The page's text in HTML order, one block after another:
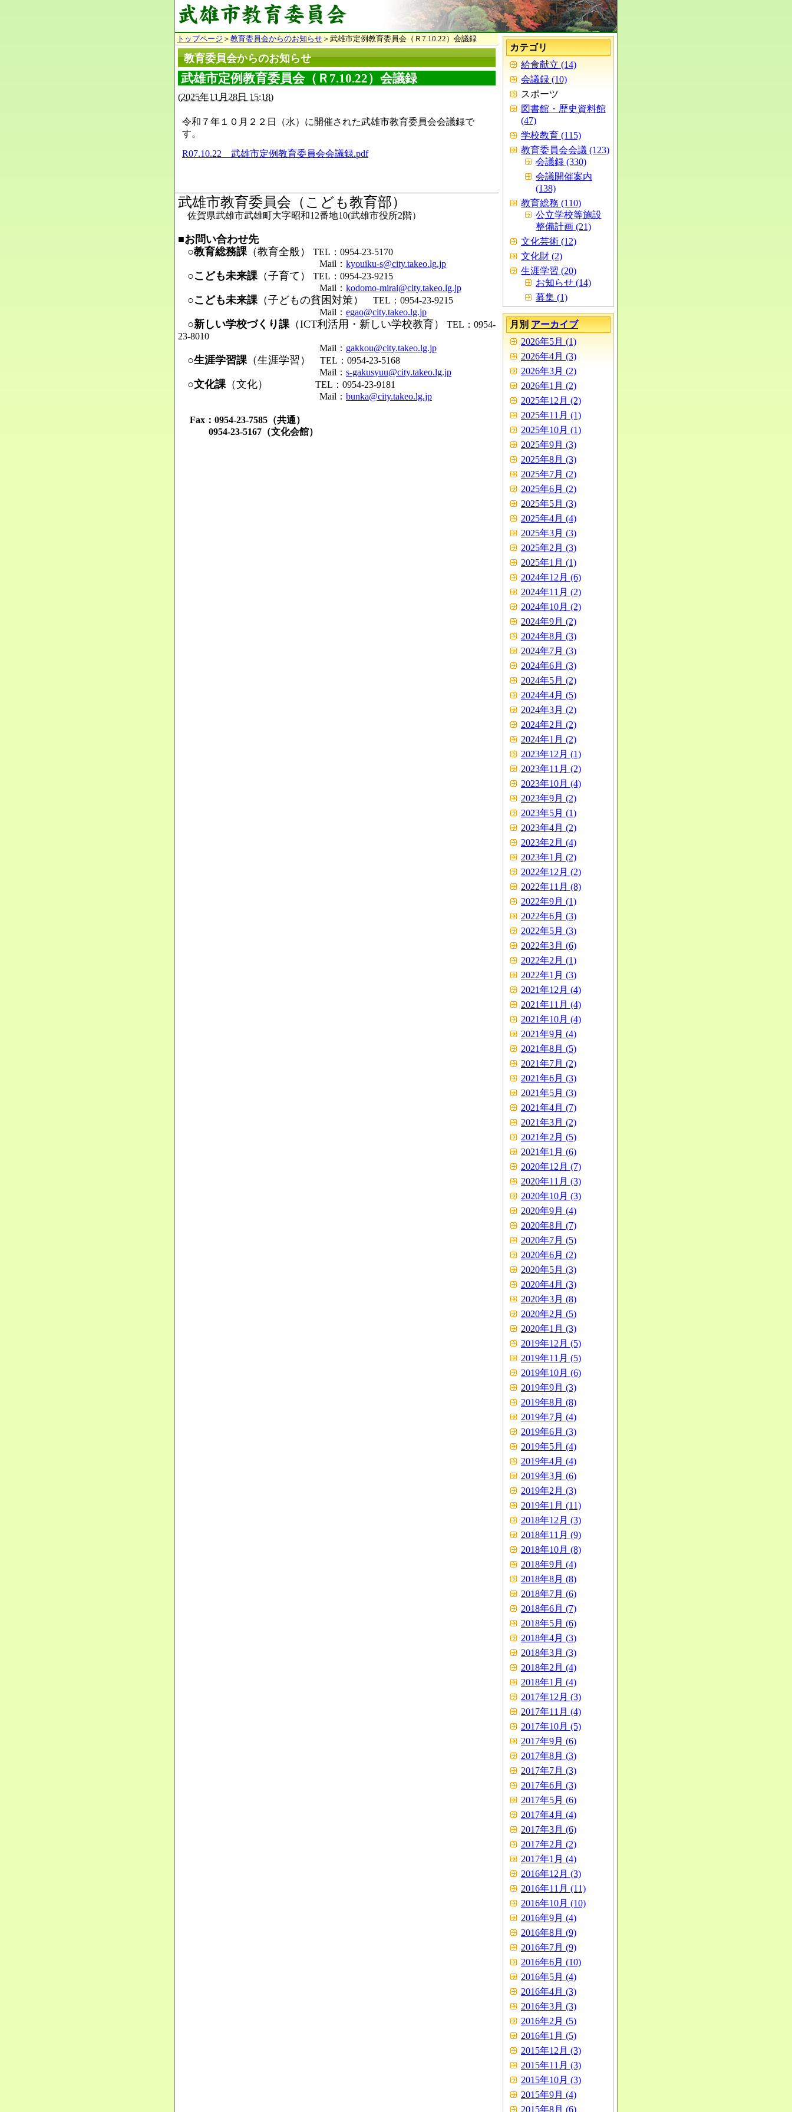
トップページ ＞ 教育委員会からのお知らせ ＞武雄市定例教育委員会（Ｒ7.10.22）会議録
教育委員会からのお知らせ
武雄市定例教育委員会（Ｒ7.10.22）会議録
(2025年11月28日 15:18)
令和７年１０月２２日（水）に開催された武雄市教育委員会会議録で
す。
R07.10.22 武雄市定例教育委員会会議録.pdf
武雄市教育委員会（こども教育部）
佐賀県武雄市武雄町大字昭和12番地10(武雄市役所2階）
■お問い合わせ先
○教育総務課（教育全般）
TEL：0954-23-5170
Mail： kyouiku-s@city.takeo.lg.jp
○こども未来課（子育て）
TEL：0954-23-9215
Mail： kodomo-mirai@city.takeo.lg.jp
○こども未来課（子どもの貧困対策）
TEL：0954-23-9215
Mail： egao@city.takeo.lg.jp
○新しい学校づくり課（ICT利活用・新しい学校教育）
TEL：0954-
23-8010
Mail： gakkou@city.takeo.lg.jp
○生涯学習課（生涯学習）
TEL：0954-23-5168
Mail： s-gakusyuu@city.takeo.lg.jp
○文化課（文化）
TEL：0954-23-9181
Mail： bunka@city.takeo.lg.jp
Fax：0954-23-7585（共通）
0954-23-5167（文化会館）
カテゴリ
給食献立 (14)
会議録 (10)
スポーツ
図書館・歴史資料館
(47)
学校教育 (115)
教育委員会会議 (123)
会議録 (330)
会議開催案内
(138)
教育総務 (110)
公立学校等施設
整備計画 (21)
文化芸術 (12)
文化財 (2)
生涯学習 (20)
お知らせ (14)
募集 (1)
月別アーカイブ
2026年5月 (1)
2026年4月 (3)
2026年3月 (2)
2026年1月 (2)
2025年12月 (2)
2025年11月 (1)
2025年10月 (1)
2025年9月 (3)
2025年8月 (3)
2025年7月 (2)
2025年6月 (2)
2025年5月 (3)
2025年4月 (4)
2025年3月 (3)
2025年2月 (3)
2025年1月 (1)
2024年12月 (6)
2024年11月 (2)
2024年10月 (2)
2024年9月 (2)
2024年8月 (3)
2024年7月 (3)
2024年6月 (3)
2024年5月 (2)
2024年4月 (5)
2024年3月 (2)
2024年2月 (2)
2024年1月 (2)
2023年12月 (1)
2023年11月 (2)
2023年10月 (4)
2023年9月 (2)
2023年5月 (1)
2023年4月 (2)
2023年2月 (4)
2023年1月 (2)
2022年12月 (2)
2022年11月 (8)
2022年9月 (1)
2022年6月 (3)
2022年5月 (3)
2022年3月 (6)
2022年2月 (1)
2022年1月 (3)
2021年12月 (4)
2021年11月 (4)
2021年10月 (4)
2021年9月 (4)
2021年8月 (5)
2021年7月 (2)
2021年6月 (3)
2021年5月 (3)
2021年4月 (7)
2021年3月 (2)
2021年2月 (5)
2021年1月 (6)
2020年12月 (7)
2020年11月 (3)
2020年10月 (3)
2020年9月 (4)
2020年8月 (7)
2020年7月 (5)
2020年6月 (2)
2020年5月 (3)
2020年4月 (3)
2020年3月 (8)
2020年2月 (5)
2020年1月 (3)
2019年12月 (5)
2019年11月 (5)
2019年10月 (6)
2019年9月 (3)
2019年8月 (8)
2019年7月 (4)
2019年6月 (3)
2019年5月 (4)
2019年4月 (4)
2019年3月 (6)
2019年2月 (3)
2019年1月 (11)
2018年12月 (3)
2018年11月 (9)
2018年10月 (8)
2018年9月 (4)
2018年8月 (8)
2018年7月 (6)
2018年6月 (7)
2018年5月 (6)
2018年4月 (3)
2018年3月 (3)
2018年2月 (4)
2018年1月 (4)
2017年12月 (3)
2017年11月 (4)
2017年10月 (5)
2017年9月 (6)
2017年8月 (3)
2017年7月 (3)
2017年6月 (3)
2017年5月 (6)
2017年4月 (4)
2017年3月 (6)
2017年2月 (2)
2017年1月 (4)
2016年12月 (3)
2016年11月 (11)
2016年10月 (10)
2016年9月 (4)
2016年8月 (9)
2016年7月 (9)
2016年6月 (10)
2016年5月 (4)
2016年4月 (3)
2016年3月 (3)
2016年2月 (5)
2016年1月 (5)
2015年12月 (3)
2015年11月 (3)
2015年10月 (3)
2015年9月 (4)
2015年8月 (6)